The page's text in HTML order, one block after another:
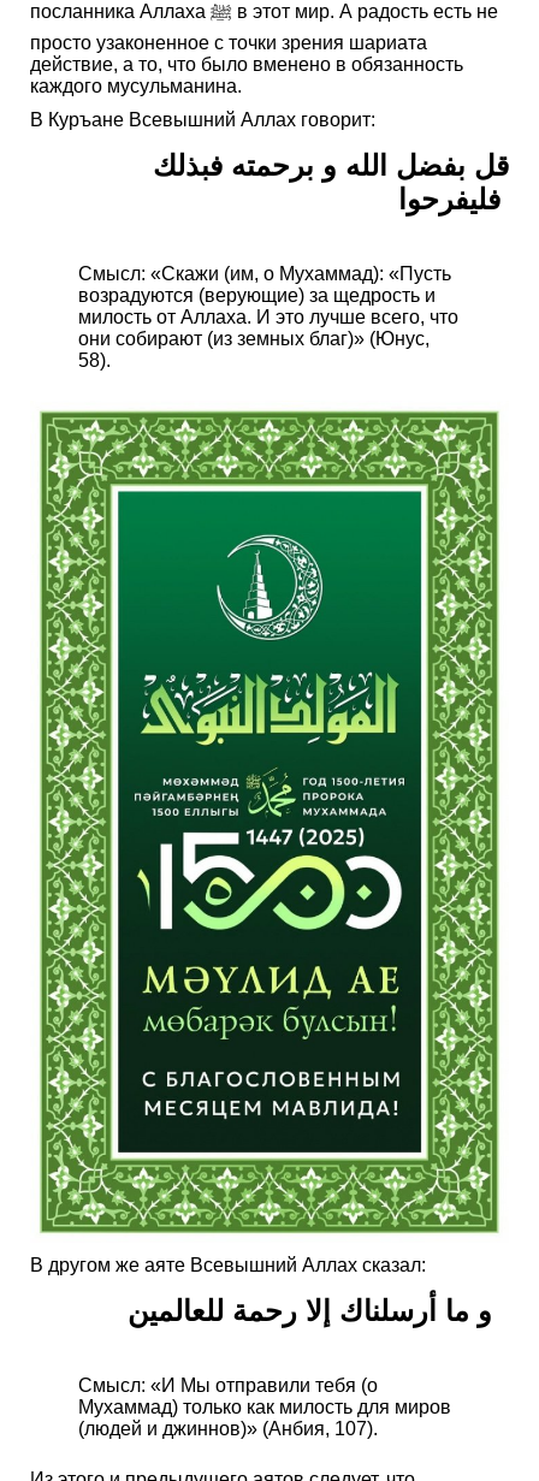
посланника Аллаха ﷺ в этот мир. А радость есть не
просто узаконенное с точки зрения шариата
действие, а то, что было вменено в обязанность
каждого мусульманина.
В Куръане Всевышний Аллах говорит:
Смысл: «Скажи (им, о Мухаммад): «Пусть
возрадуются (верующие) за щедрость и
милость от Аллаха. И это лучше всего, что
они собирают (из земных благ)» (Юнус,
58).
В другом же аяте Всевышний Аллах сказал:
Смысл: «И Мы отправили тебя (о
Мухаммад) только как милость для миров
(людей и джиннов)» (Анбия, 107).